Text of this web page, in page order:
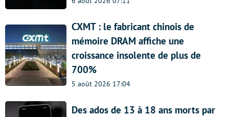
CXMT : le fabricant chinois de
mémoire DRAM affiche une
croissance insolente de plus de
700%
5 août 2026 17:04
Des ados de 13 à 18 ans morts par